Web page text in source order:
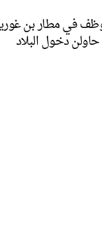
في مطار بن
دخول البلاد